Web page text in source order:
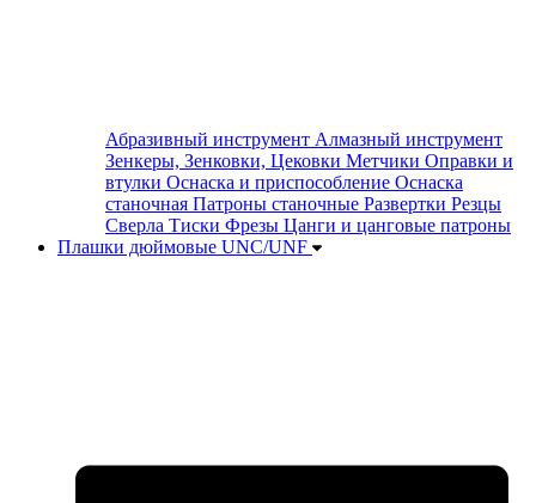
Абразивный инструмент Алмазный инструмент
Зенкеры, Зенковки, Цековки Метчики Оправки и
втулки Оснаска и приспособление Оснаска
станочная Патроны станочные Развертки Резцы
Сверла Тиски Фрезы Цанги и цанговые патроны
Плашки дюймовые UNC/UNF